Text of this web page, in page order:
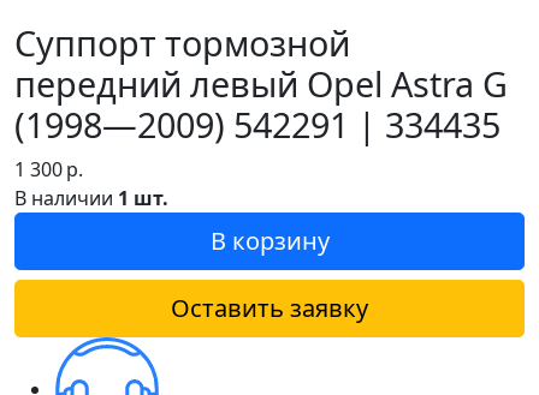
Суппорт тормозной
передний левый Opel Astra G
(1998—2009) 542291 | 334435
1 300р.
В наличии 1 шт.
В корзину
Оставить заявку